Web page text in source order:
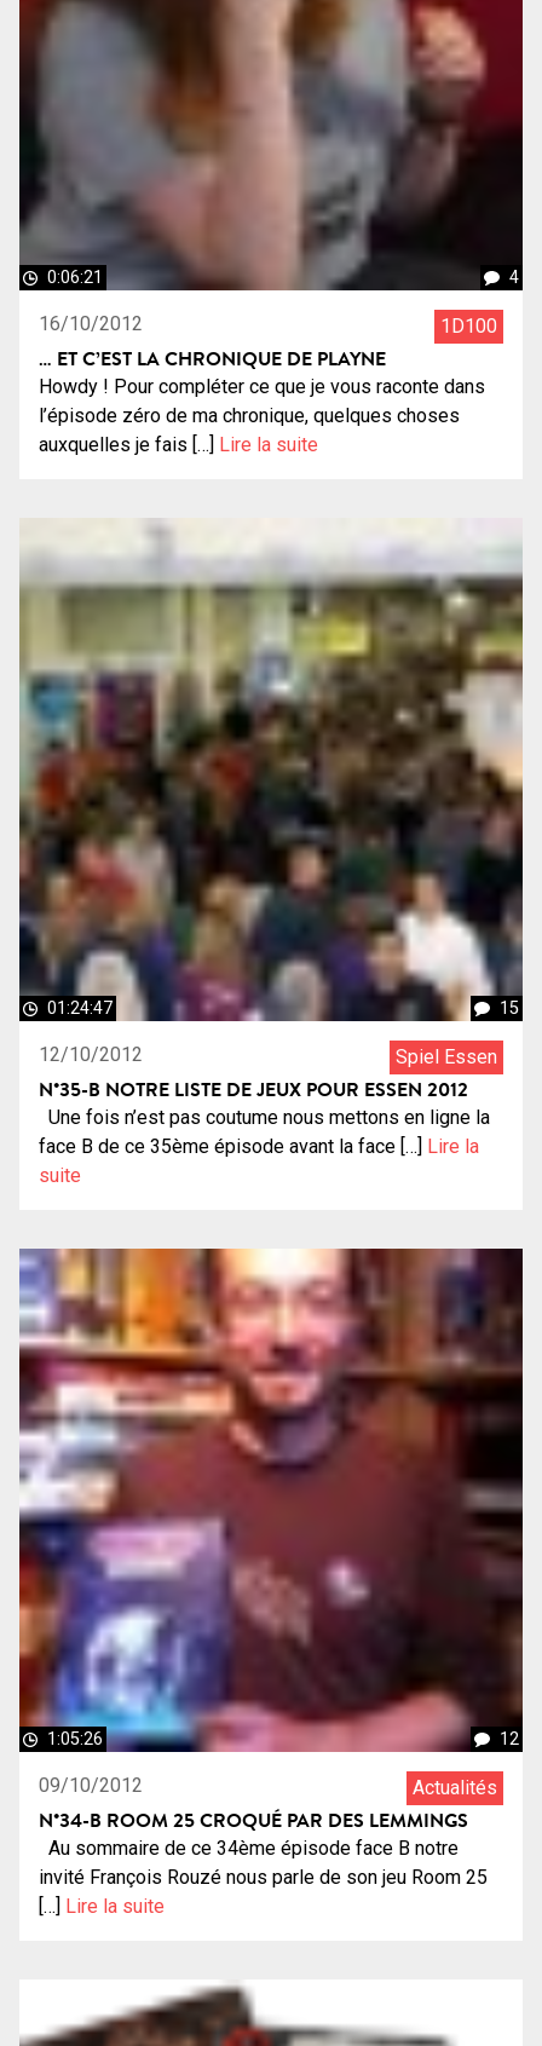
0:06:21 4
16/10/2012 1D100
… ET C’EST LA CHRONIQUE DE PLAYNE
Howdy ! Pour compléter ce que je vous raconte dans
l’épisode zéro de ma chronique, quelques choses
auxquelles je fais […] Lire la suite
01:24:47 15
12/10/2012 Spiel Essen
N°35-B NOTRE LISTE DE JEUX POUR ESSEN 2012
Une fois n’est pas coutume nous mettons en ligne la
face B de ce 35ème épisode avant la face […] Lire la
suite
1:05:26 12
09/10/2012 Actualités
N°34-B ROOM 25 CROQUÉ PAR DES LEMMINGS
Au sommaire de ce 34ème épisode face B notre
invité François Rouzé nous parle de son jeu Room 25
[…] Lire la suite